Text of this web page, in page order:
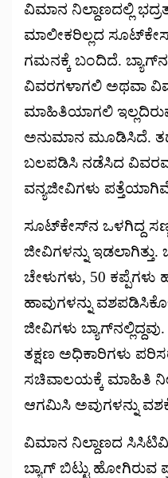
ವಿಮಾನ ನಿಲ್ದಾಣದಲ್ಲಿ
ಮಾಲೀಕರಿಲ್ಲದ
ಗಮನಕ್ಕೆ ಬಂದಿದೆ.
ವಿವರಗಳಾಗಲಿ ಅಥವಾ
ಮಾಹಿತಿಯಾಗಲಿ
ಅನುಮಾನ ಮೂಡಿಸಿದೆ.
ಬಲಪಡಿಸಿ ನಡೆಸಿದ
ವನ್ಯಜೀವಿಗಳು
ಸೂಟ್‌ಕೇಸ್‌ನ ಒಳಗಿದ್ದ
ಜೀವಿಗಳನ್ನು ಇಡಲಾಗಿತ್ತು.
ಚೇಳುಗಳು, 50
ಹಾವುಗಳನ್ನು
ಜೀವಿಗಳು
ತಕ್ಷಣ ಅಧಿಕಾರಿಗಳು
ಸಚಿವಾಲಯಕ್ಕೆ ಮಾಹಿತಿ
ಆಗಮಿಸಿ ಅವುಗಳನ್ನು
ವಿಮಾನ ನಿಲ್ದಾಣದ ಸಿಸಿಟಿವಿ
ಬ್ಯಾಗ್ ಬಿಟ್ಟು ಹೋಗಿರುವ